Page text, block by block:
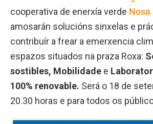
cooperativa de enerxía verde Nosa
amosarán solucións sinxelas e
contribuír a frear a emerxencia
espazos situados na praza Roxa:
sostibles, Mobilidade e
100% renovable. Será o 18 de
20.30 horas e para todos os